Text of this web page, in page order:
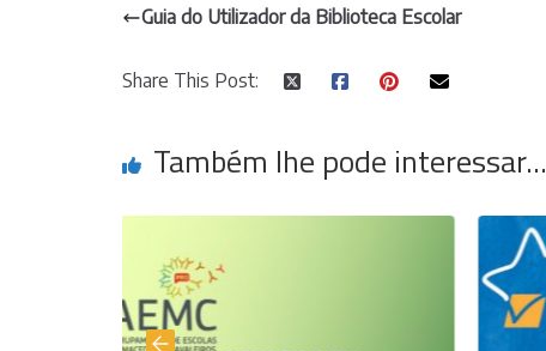
Guia do Utilizador da Biblioteca Escolar
Share This Post:
Também lhe pode interessar...